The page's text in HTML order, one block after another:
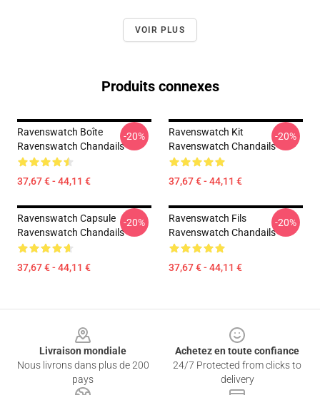
VOIR PLUS
Produits connexes
Ravenswatch Boîte
Ravenswatch Chandails
37,67 € - 44,11 €
-20%
Ravenswatch Kit
Ravenswatch Chandails
37,67 € - 44,11 €
-20%
Ravenswatch Capsule
Ravenswatch Chandails
37,67 € - 44,11 €
-20%
Ravenswatch Fils
Ravenswatch Chandails
37,67 € - 44,11 €
-20%
Livraison mondiale
Nous livrons dans plus de 200
pays
Achetez en toute confiance
24/7 Protected from clicks to
delivery